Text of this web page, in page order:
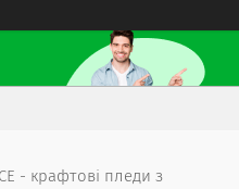
- крафтові пледи з